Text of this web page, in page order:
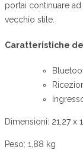
portai continuare
vecchio stile.
Caratteristiche
Dimensioni: 21,27 x
Peso: 1,88 kg